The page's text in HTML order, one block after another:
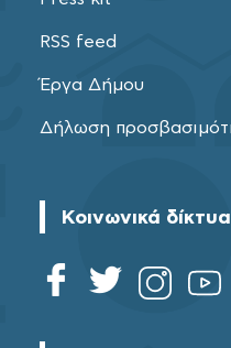
RSS feed
Έργα Δήμου
Δήλωση
Κοινωνικά